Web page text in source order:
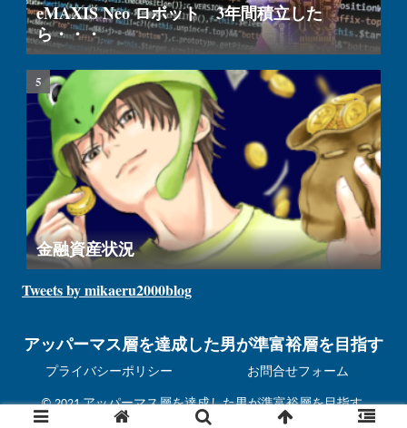
eMAXIS Neo ロボット 3年間積立した
ら・・・
金融資産状況
Tweets by mikaeru2000blog
アッパーマス層を達成した男が準富裕層を目指す
プライバシーポリシー お問合せフォーム
© 2021 アッパーマス層を達成した男が準富裕層を目指す.